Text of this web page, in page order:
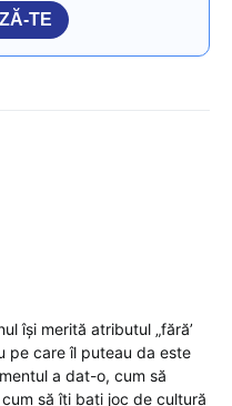
TE
își merită atributul „fără’
pe care îl puteau da este
a dat-o, cum să
să îți bați joc de cultură